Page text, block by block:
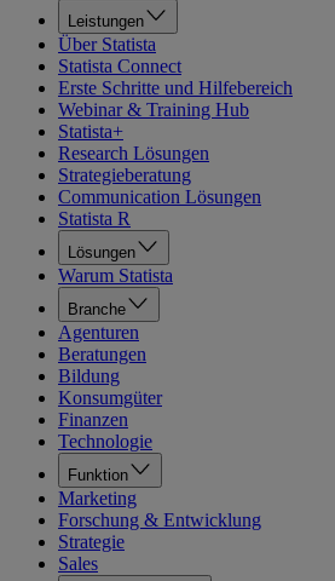
Leistungen
Über Statista
Statista Connect
Erste Schritte und Hilfebereich
Webinar & Training Hub
Statista+
Research Lösungen
Strategieberatung
Communication Lösungen
Statista R
Lösungen
Warum Statista
Branche
Agenturen
Beratungen
Bildung
Konsumgüter
Finanzen
Technologie
Funktion
Marketing
Forschung & Entwicklung
Strategie
Sales